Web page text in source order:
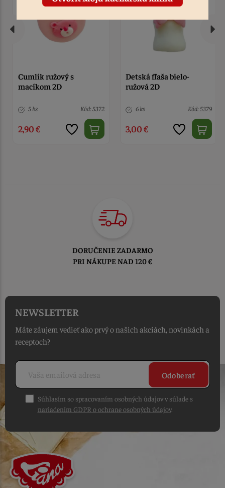
Detská fľaša bielo-
ružová 2D
6 ks Kód: 5379
3,00 €
Detská fľaša bielo-
modrá 2D
3 ks Kód: 5378
3,00 €
TOVAR ODOSIELAME
DO 1-2 PRACOVNÝCH DNÍ
NEWSLETTER
Máte záujem vedieť ako prvý o našich akciách, novinkách a
receptoch?
Odoberať
Súhlasím so spracovaním osobných údajov v súlade s
nariadením GDPR o ochrane osobných údajov.